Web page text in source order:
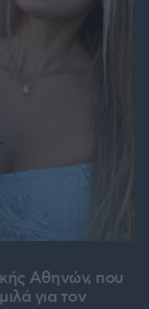
Αθηνών, που
για τον